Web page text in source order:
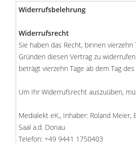
Widerrufsbelehrung
Widerrufsrecht
Sie haben das Recht, binnen vierzehn
Gründen diesen Vertrag zu
beträgt vierzehn Tage ab dem Tag
Um Ihr Widerrufsrecht auszuüben,
Medialekt eK., Inhaber: Roland Meier,
Saal a.d. Donau
Telefon: +49 9441 1750403